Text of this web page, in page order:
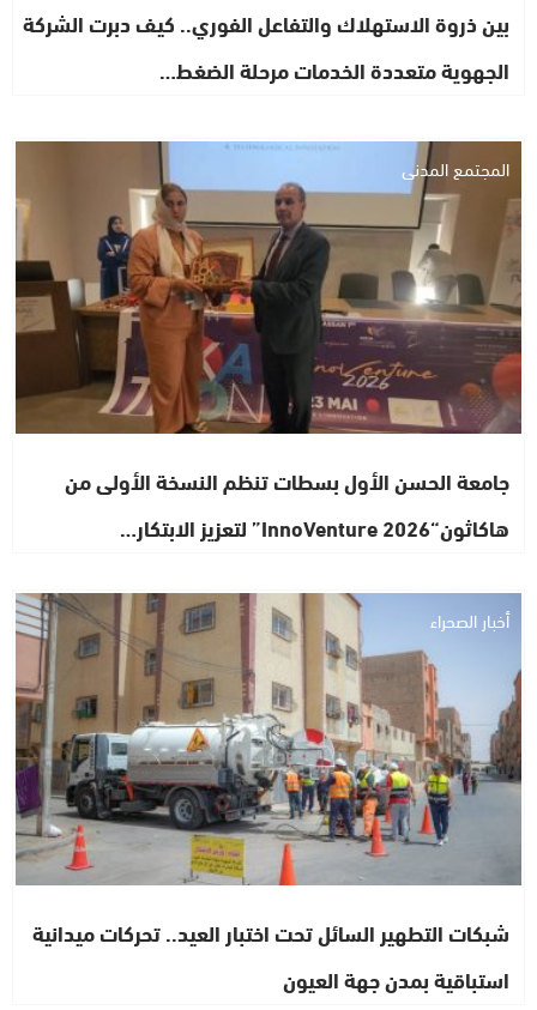
بين ذروة الاستهلاك والتفاعل الفوري.. كيف دبرت الشركة
الجهوية متعددة الخدمات مرحلة الضغط…
المجتمع المدني
جامعة الحسن الأول بسطات تنظم النسخة الأولى من
هاكاثون“InnoVenture 2026” لتعزيز الابتكار…
أخبار الصحراء
شبكات التطهير السائل تحت اختبار العيد.. تحركات ميدانية
استباقية بمدن جهة العيون